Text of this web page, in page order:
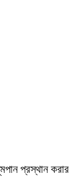
প্রস্থান করার